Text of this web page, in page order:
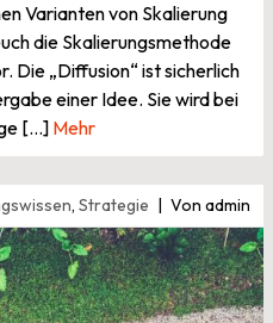
Varianten von Skalierung
die Skalierungsmethode
Die „Diffusion“ ist sicherlich
einer Idee. Sie wird bei
[…] Mehr
, Strategie Von admin